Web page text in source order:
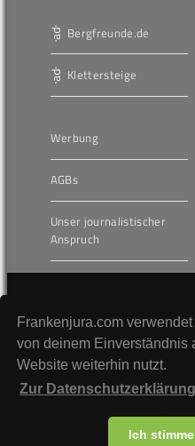
Frankenjura.com
von deinem Einverständnis
Website weiterhin nutzt.
Zur Datenschutzerklärung
Ich
Bergfreunde.de
Klettersteige
Werbung
AGBs
Unser journalistischer
Anspruch
Die hier veröffentlichten
Urheberrecht (Copyright) und
unverändert
wir auf juristischem Wege